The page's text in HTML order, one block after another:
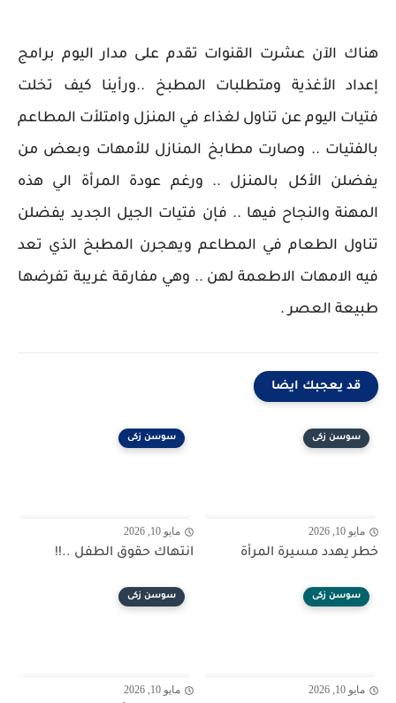
هناك الآن عشرت القنوات تقدم على مدار اليوم برامج
إعداد الأغذية ومتطلبات المطبخ ..ورأينا كيف تخلت
فتيات اليوم عن تناول لغذاء في المنزل وامتلأت المطاعم
بالفتيات .. وصارت مطابخ المنازل للأمهات وبعض من
يفضلن الأكل بالمنزل .. ورغم عودة المرأة الي هذه
المهنة والنجاح فيها .. فإن فتيات الجيل الجديد يفضلن
تناول الطعام في المطاعم ويهجرن المطبخ الذي تعد
فيه الامهات الاطعمة لهن .. وهي مفارقة غريبة تفرضها
طبيعة العصر .
قد يعجبك ايضا
سوسن زكى
مايو 10, 2026
خطر يهدد مسيرة المرأة
سوسن زكى
مايو 10, 2026
انتهاك حقوق الطفل ..!!
سوسن زكى
مايو 10, 2026
سوسن زكى
مايو 10, 2026